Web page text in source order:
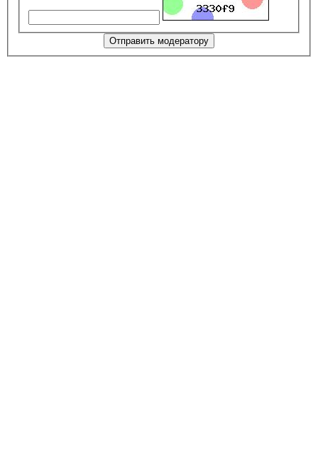
Отправить модератору